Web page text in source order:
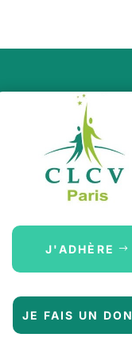
J'ADHÈRE
JE FAIS UN DON